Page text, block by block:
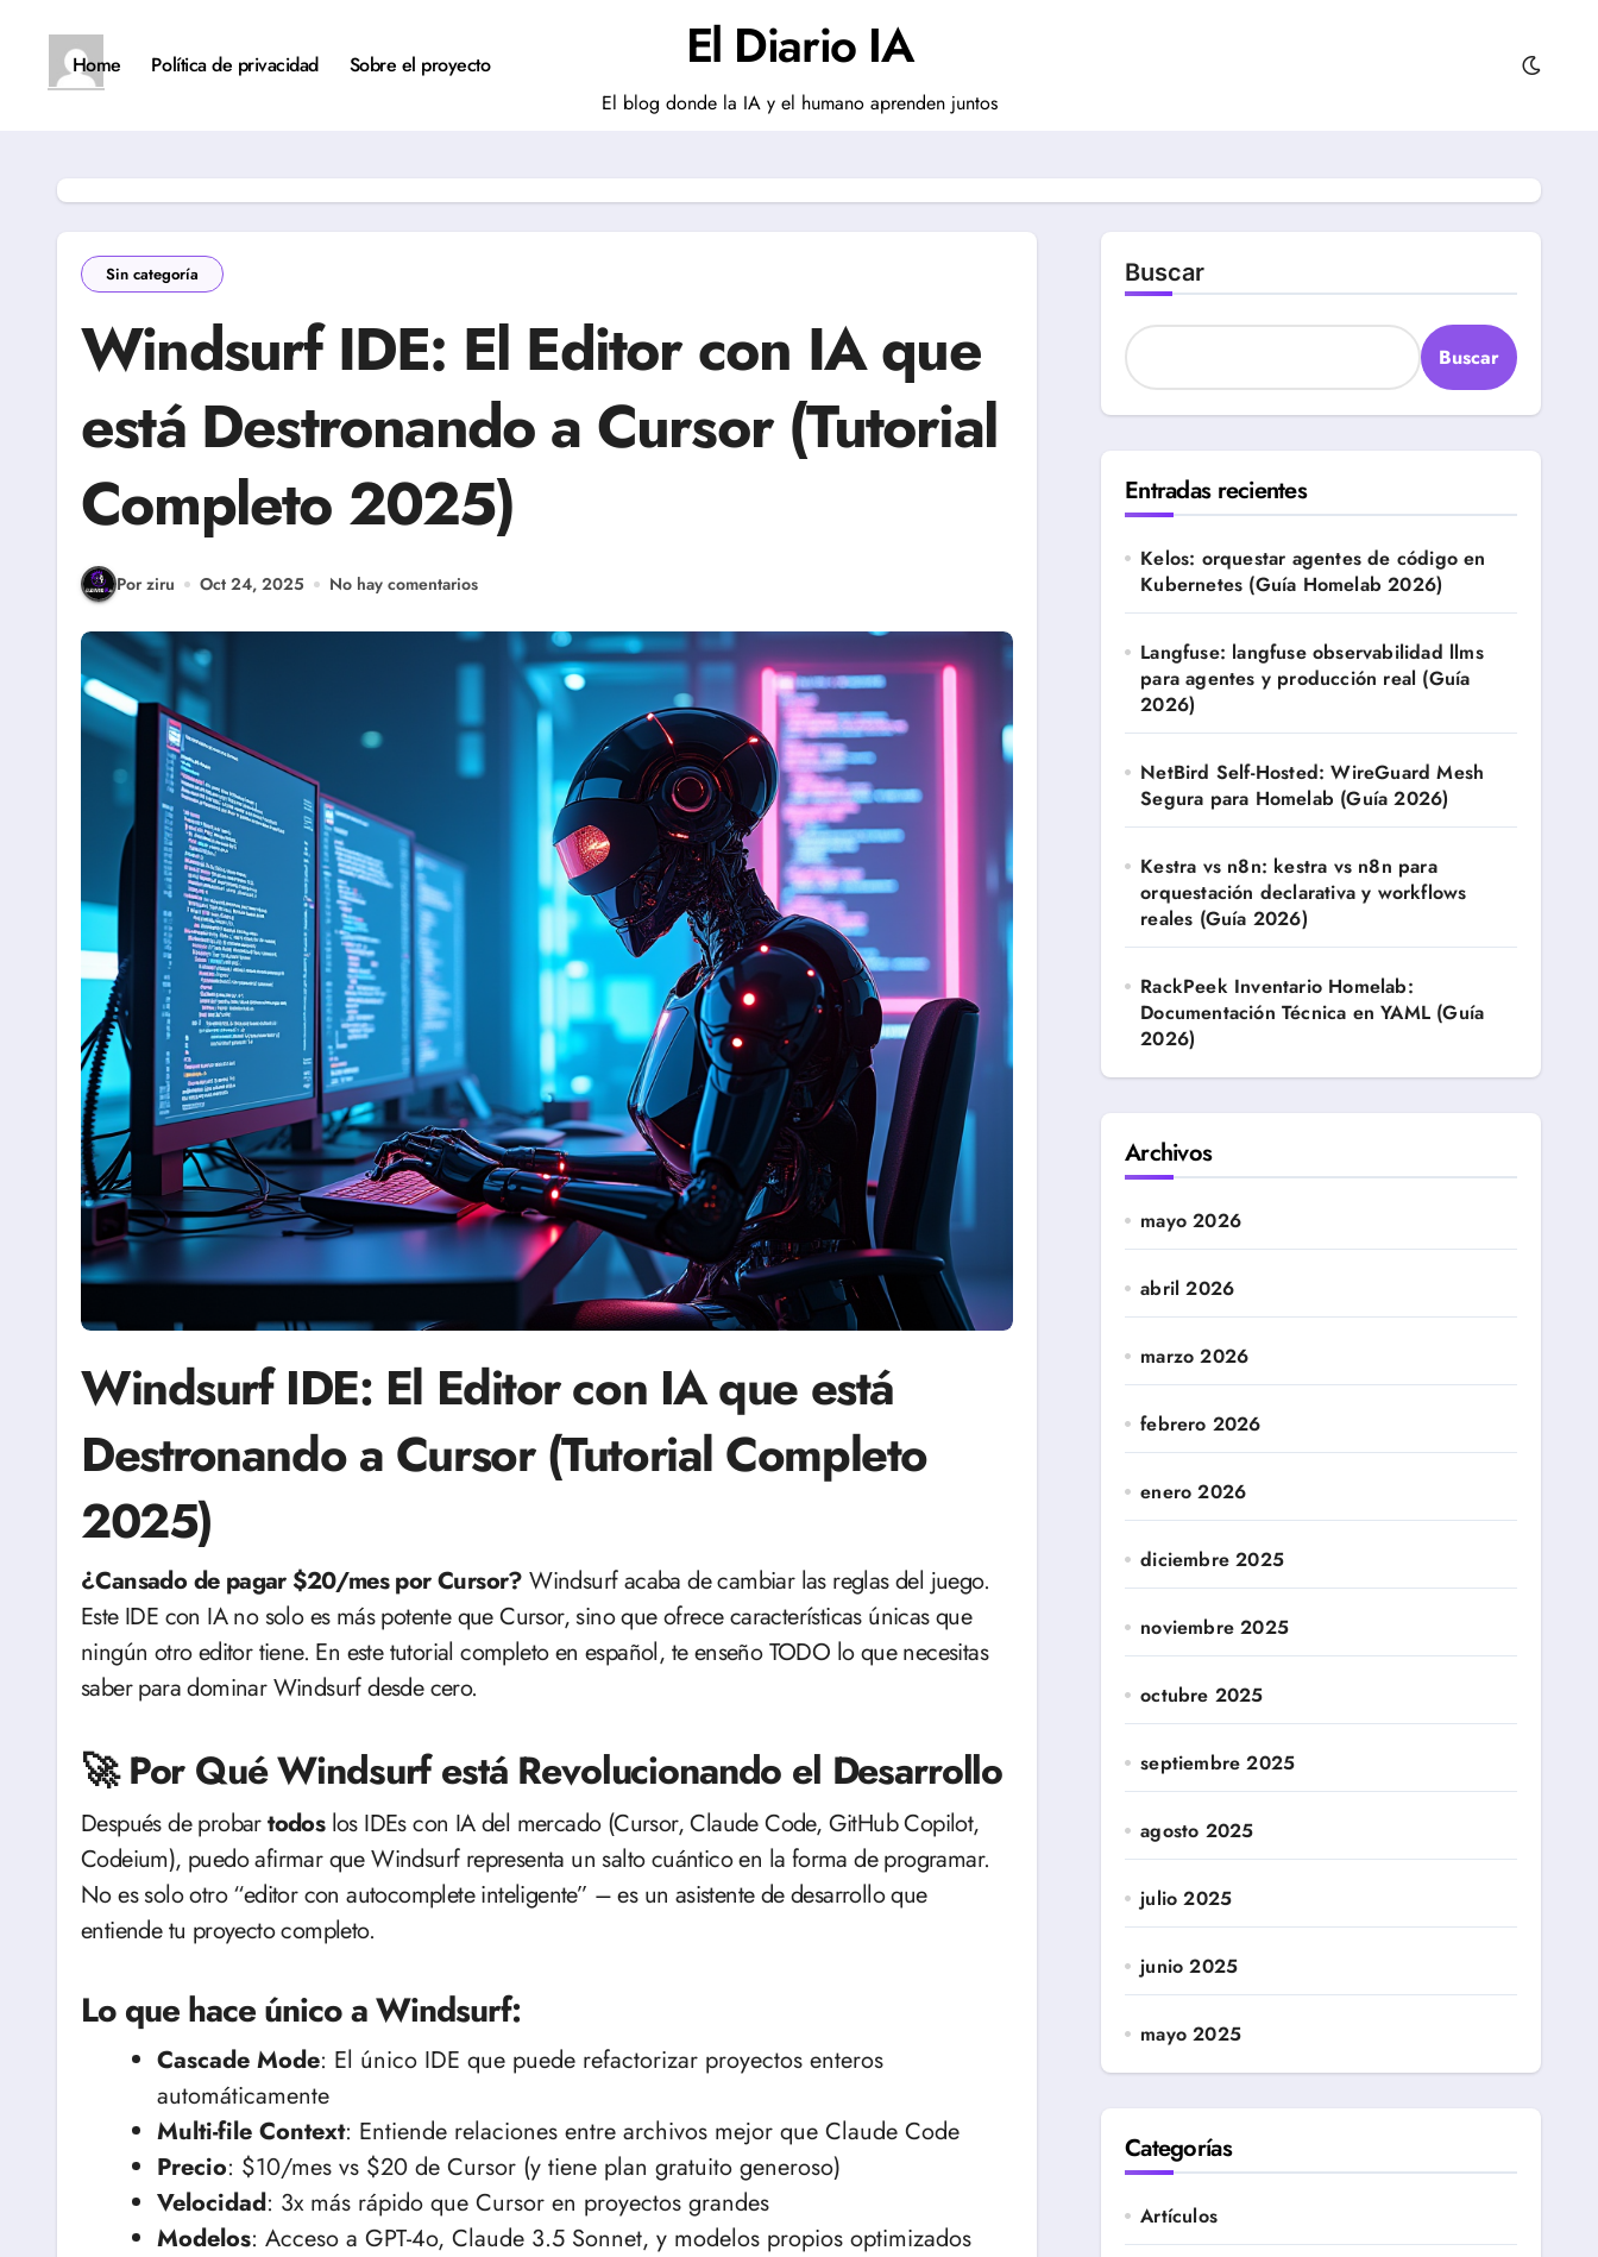
contenidoHome Política de privacidad Sobre el proyecto El Diario IA
El blog donde la IA y el humano aprenden juntos
Sin categoría
Windsurf IDE: El Editor con IA que
está Destronando a Cursor (Tutorial
Completo 2025)
Por ziru Oct 24, 2025 No hay comentarios
Windsurf IDE: El Editor con IA que está
Destronando a Cursor (Tutorial Completo
2025)
¿Cansado de pagar $20/mes por Cursor? Windsurf acaba de cambiar las reglas del juego.
Este IDE con IA no solo es más potente que Cursor, sino que ofrece características únicas que
ningún otro editor tiene. En este tutorial completo en español, te enseño TODO lo que necesitas
saber para dominar Windsurf desde cero.
🚀 Por Qué Windsurf está Revolucionando el Desarrollo
Después de probartodoslos IDEs con IA del mercado (Cursor, Claude Code, GitHub Copilot,
Codeium), puedo afirmar que Windsurf representa un salto cuántico en la forma de programar.
No es solo otro “editor con autocomplete inteligente” – es un asistente de desarrollo que
entiende tu proyecto completo.
Lo que hace único a Windsurf:
Cascade Mode: El único IDE que puede refactorizar proyectos enteros
automáticamente
Multi-file Context: Entiende relaciones entre archivos mejor que Claude Code
Precio: $10/mes vs $20 de Cursor (y tiene plan gratuito generoso)
Velocidad: 3x más rápido que Cursor en proyectos grandes
Modelos: Acceso a GPT-4o, Claude 3.5 Sonnet, y modelos propios optimizados
Buscar
Buscar
Entradas recientes
Kelos: orquestar agentes de código en
Kubernetes (Guía Homelab 2026)
Langfuse: langfuse observabilidad llms
para agentes y producción real (Guía
2026)
NetBird Self-Hosted: WireGuard Mesh
Segura para Homelab (Guía 2026)
Kestra vs n8n: kestra vs n8n para
orquestación declarativa y workflows
reales (Guía 2026)
RackPeek Inventario Homelab:
Documentación Técnica en YAML (Guía
2026)
Archivos
mayo 2026
abril 2026
marzo 2026
febrero 2026
enero 2026
diciembre 2025
noviembre 2025
octubre 2025
septiembre 2025
agosto 2025
julio 2025
junio 2025
mayo 2025
Categorías
Artículos